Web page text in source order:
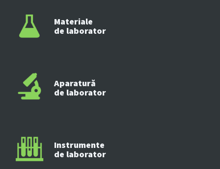
Materiale
de laborator
Aparatură
de laborator
Instrumente
de laborator